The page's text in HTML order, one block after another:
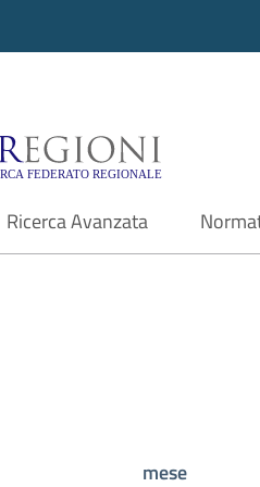
-
Ricerca Avanzata
mese